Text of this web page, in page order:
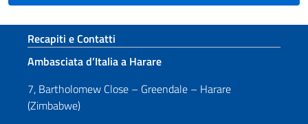
Sezione footer
Recapiti e Contatti
Ambasciata d’Italia a Harare
7, Bartholomew Close – Greendale – Harare
(Zimbabwe)